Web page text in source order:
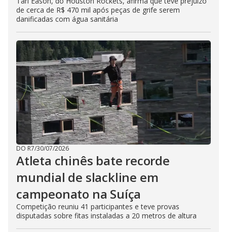
de cerca de R$ 470 mil após peças de grife serem
danificadas com água sanitária
DO R7/30/07/2026
Atleta chinês bate recorde
mundial de slackline em
campeonato na Suíça
Competição reuniu 41 participantes e teve provas
disputadas sobre fitas instaladas a 20 metros de altura